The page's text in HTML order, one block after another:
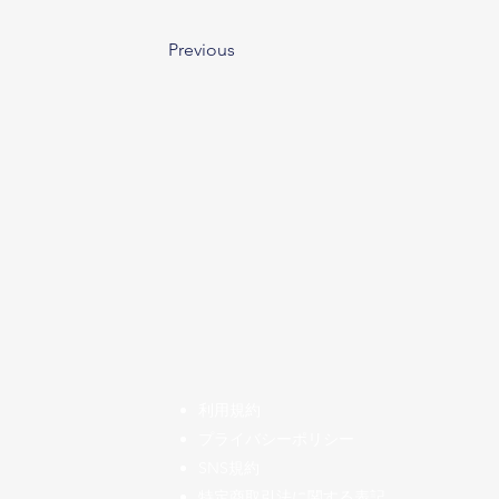
Previous